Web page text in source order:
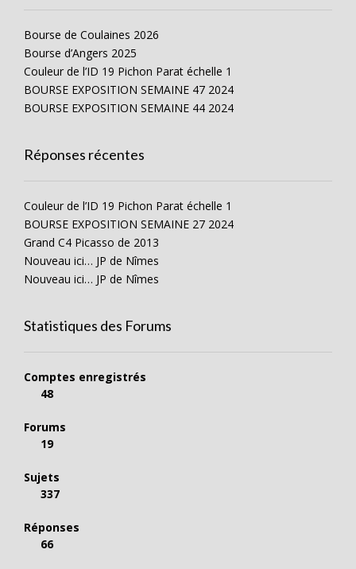
Bourse de Coulaines 2026
Bourse d’Angers 2025
Couleur de l’ID 19 Pichon Parat échelle 1
BOURSE EXPOSITION SEMAINE 47 2024
BOURSE EXPOSITION SEMAINE 44 2024
Réponses récentes
Couleur de l’ID 19 Pichon Parat échelle 1
BOURSE EXPOSITION SEMAINE 27 2024
Grand C4 Picasso de 2013
Nouveau ici… JP de Nîmes
Nouveau ici… JP de Nîmes
Statistiques des Forums
Comptes enregistrés
48
Forums
19
Sujets
337
Réponses
66